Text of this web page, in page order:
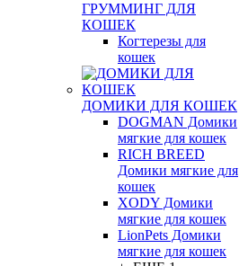
ГРУММИНГ ДЛЯ
КОШЕК
Когтерезы для
кошек
ДОМИКИ ДЛЯ КОШЕК
DOGMAN Домики
мягкие для кошек
RICH BREED
Домики мягкие для
кошек
XODY Домики
мягкие для кошек
LionPets Домики
мягкие для кошек